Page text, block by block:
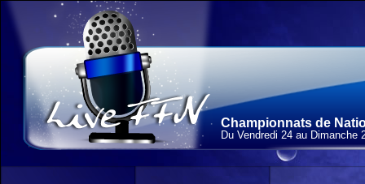
Championnats de
Du Vendredi 24 au Dimanche